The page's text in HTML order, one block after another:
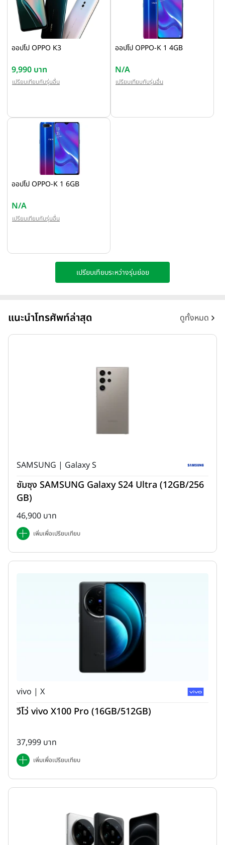
ออปโป OPPO K3
9,990 บาท
เปรียบเทียบกับรุ่นอื่น
ออปโป OPPO-K 1 4GB
N/A
เปรียบเทียบกับรุ่นอื่น
ออปโป OPPO-K 1 6GB
N/A
เปรียบเทียบกับรุ่นอื่น
เปรียบเทียบระหว่างรุ่นย่อย
แนะนำโทรศัพท์ล่าสุด ดูทั้งหมด
SAMSUNG | Galaxy S
ซัมซุง SAMSUNG Galaxy S24 Ultra (12GB/256
GB)
46,900 บาท
เพิ่มเพื่อเปรียบเทียบ
vivo | X
วีโว่ vivo X100 Pro (16GB/512GB)
37,999 บาท
เพิ่มเพื่อเปรียบเทียบ